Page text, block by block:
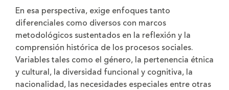
En esa perspectiva, exige enfoques tanto
diferenciales como diversos con marcos
metodológicos sustentados en la reflexión y la
comprensión histórica de los procesos sociales.
Variables tales como el género, la pertenencia étnica
y cultural, la diversidad funcional y cognitiva, la
nacionalidad, las necesidades especiales entre otras